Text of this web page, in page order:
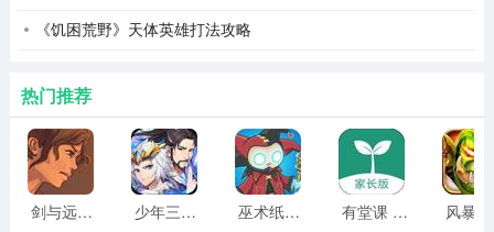
《饥困荒野》天体英雄打法攻略
热门推荐
剑与远行人全角色版 vv1.14 少年三国志2无限元宝版最新版 vv5.3.9 巫术纸牌游戏 vv1.1.14 有堂课 v1.2.2